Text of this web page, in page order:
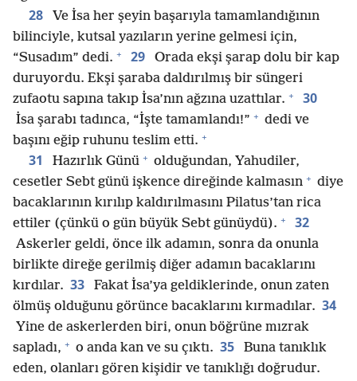
28
Ve İsa her şeyin başarıyla tamamlandığının
bilinciyle, kutsal yazıların yerine gelmesi için,
“Susadım” dedi. + 29
Orada ekşi şarap dolu bir kap
duruyordu. Ekşi şaraba daldırılmış bir süngeri
zufaotu sapına takıp İsa’nın ağzına uzattılar. + 30
İsa şarabı tadınca, “İşte tamamlandı!” + dedi ve
başını eğip ruhunu teslim etti. +
31 Hazırlık Günü + olduğundan, Yahudiler,
cesetler Sebt günü işkence direğinde kalmasın + diye
bacaklarının kırılıp kaldırılmasını Pilatus’tan rica
ettiler (çünkü o gün büyük Sebt günüydü). + 32
Askerler geldi, önce ilk adamın, sonra da onunla
birlikte direğe gerilmiş diğer adamın bacaklarını
kırdılar. 33
Fakat İsa’ya geldiklerinde, onun zaten
ölmüş olduğunu görünce bacaklarını kırmadılar. 34
Yine de askerlerden biri, onun böğrüne mızrak
sapladı, + o anda kan ve su çıktı. 35
Buna tanıklık
eden, olanları gören kişidir ve tanıklığı doğrudur.